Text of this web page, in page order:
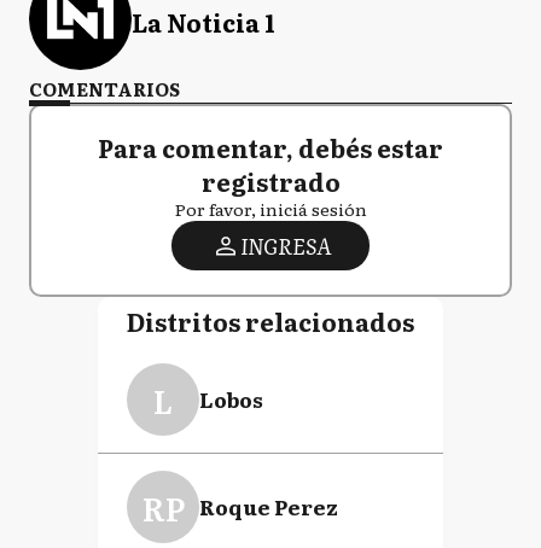
La Noticia 1
COMENTARIOS
Para comentar, debés estar
registrado
Por favor, iniciá sesión
INGRESA
Distritos relacionados
L Lobos
RP Roque Perez